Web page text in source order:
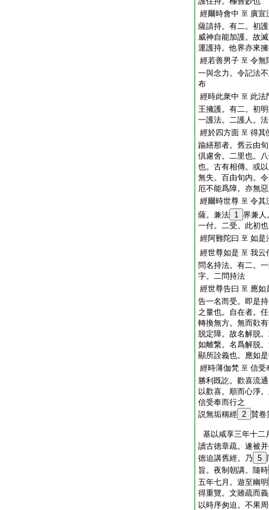
經爾時會中 至 廣
薩請持。有二。初
威神自能加護。故
運護持。他界亦來
經若善男子 至 令無
一與念力。令記法
布
經時此衆中 至 此
王擁護。有二。初
一護法。二護人。
經於四方面 至 得其
踰繕那者。舊云由
倶慮舍。二里也。
也。古有相傳。或
無失。百由旬内。
厄不能爲障。亦無
經爾時世尊 至 令其
薩。兼法 1 界兼人
一付。二受。此初也
經阿難陀曰 至 如是
經世尊如是 至 我云
問名持法。有二。
字。二問持法
經世尊告曰 至 應
告一名而受。即是
之量也。自在者。
轉換無方。無而欻
脱定障。故名解脱
如離繋。名爲解脱
顯所詮義也。應如
經時薄伽梵 至 信受
勝利既訖。歡喜流
以歡喜。順而心淨
信受奉而行之
説無垢稱經 2 賛卷
基以咸享三年十二
讀古徳章疏。遂被
徳迫講舊經。乃 5
旨。夜制朝講。隨時
五年七月。遊至幽明
得重覽。文雖疏而
以時序匆迫。不果